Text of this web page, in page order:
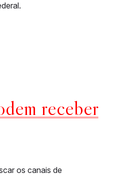
receber
os canais de